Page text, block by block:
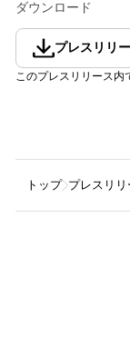
ダウンロード
プレスリリ
このプレスリリース内
トップ プレスリリ